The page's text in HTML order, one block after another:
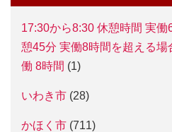
17:30から8:30 休憩時間 実
憩45分 実働8時間を超える場
働 8時間 (1)
いわき市 (28)
かほく市 (711)